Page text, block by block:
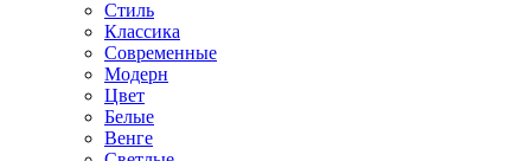
Стиль
Классика
Современные
Модерн
Цвет
Белые
Венге